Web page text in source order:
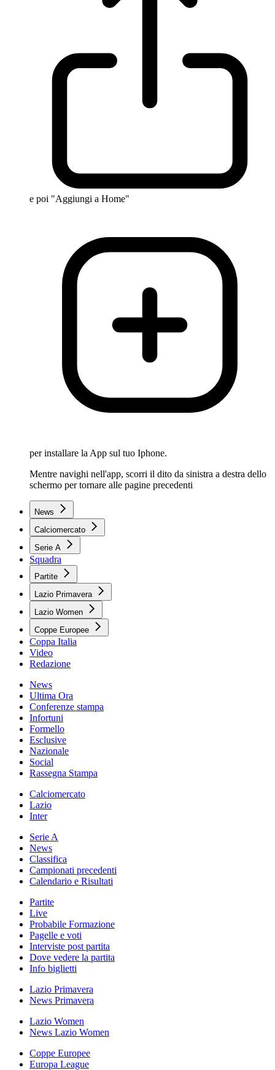
e poi "Aggiungi a Home"
per installare la App sul tuo Iphone.
Mentre navighi nell'app, scorri il dito da sinistra a destra dello
schermo per tornare alle pagine precedenti
News
Calciomercato
Serie A
Squadra
Partite
Lazio Primavera
Lazio Women
Coppe Europee
Coppa Italia
Video
Redazione
News
Ultima Ora
Conferenze stampa
Infortuni
Formello
Esclusive
Nazionale
Social
Rassegna Stampa
Calciomercato
Lazio
Inter
Serie A
News
Classifica
Campionati precedenti
Calendario e Risultati
Partite
Live
Probabile Formazione
Pagelle e voti
Interviste post partita
Dove vedere la partita
Info biglietti
Lazio Primavera
News Primavera
Lazio Women
News Lazio Women
Coppe Europee
Europa League